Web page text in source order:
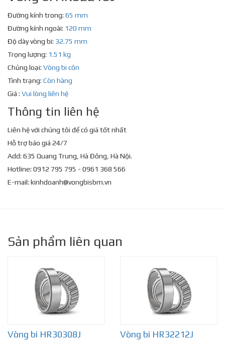
Đường kính trong: 65 mm
Đường kính ngoài: 120 mm
Độ dày vòng bi: 32.75 mm
Trọng lượng: 1.51 kg
Chủng loại: Vòng bi côn
Tình trạng: Còn hàng
Giá : Vui lòng liên hệ
Thông tin liên hệ
Liên hệ với chúng tôi để có giá tốt nhất
Hỗ trợ báo giá 24/7
Add: 635 Quang Trung, Hà Đông, Hà Nội.
Hotline: 0912 795 795 - 0961 368 566
E-mail: kinhdoanh@vongbisbm.vn
Sản phẩm liên quan
Vòng bi HR30308J Vòng bi HR32212J